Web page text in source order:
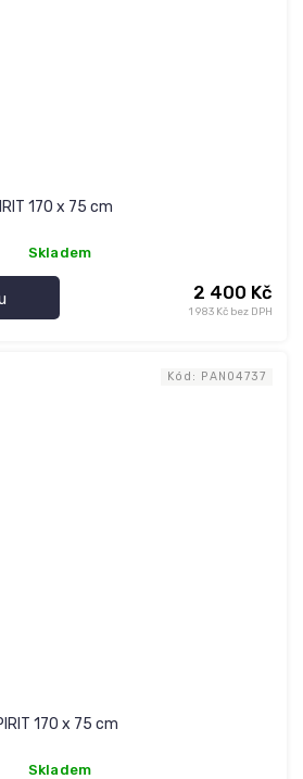
170 x 75 cm
Skladem
1 983 Kč bez DPH
2 400 Kč
170 x 75 cm
Skladem
Kód: PAN04737